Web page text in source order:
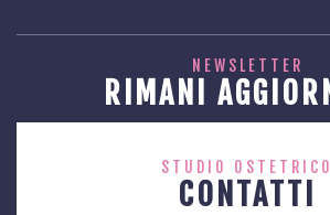
NEWSLETTER
RIMANI
STUDIO OSTETRICO
CONTATTI